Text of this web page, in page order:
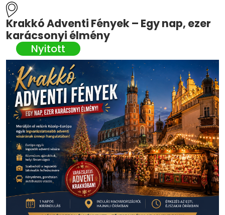
Krakkó Adventi Fények – Egy nap, ezer
karácsonyi élmény